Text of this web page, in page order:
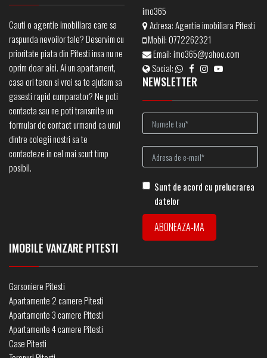
Cauti o agentie imobiliara care sa
raspunda nevoilor tale? Deservim cu
prioritate piata din Pitesti insa nu ne
oprim doar aici. Ai un apartament,
casa ori teren si vrei sa te ajutam sa
gasesti rapid cumparator? Ne poti
contacta sau ne poti transmite un
formular de contact urmand ca unul
dintre colegii nostri sa te
contacteze in cel mai scurt timp
posibil.
imo365
Adresa:Agentie imobiliara Pitesti
Mobil:0772262321
Email:imo365@yahoo.com
Social:
NEWSLETTER
Sunt de acord cu prelucrarea
datelor
IMOBILE VANZARE PITESTI
Garsoniere Pitesti
Apartamente 2 camere Pitesti
Apartamente 3 camere Pitesti
Apartamente 4 camere Pitesti
Case Pitesti